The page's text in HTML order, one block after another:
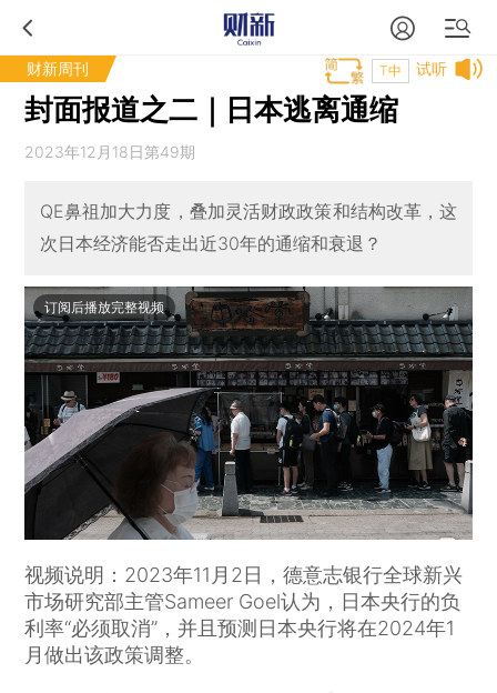
财新周刊 试听
T中
封面报道之二｜日本逃离通缩
2023年12月18日第49期
QE鼻祖加大力度，叠加灵活财政政策和结构改革，这
次日本经济能否走出近30年的通缩和衰退？
订阅后播放完整视频
视频说明：2023年11月2日，德意志银行全球新兴
市场研究部主管Sameer Goel认为，日本央行的负
利率“必须取消”，并且预测日本央行将在2024年1
月做出该政策调整。